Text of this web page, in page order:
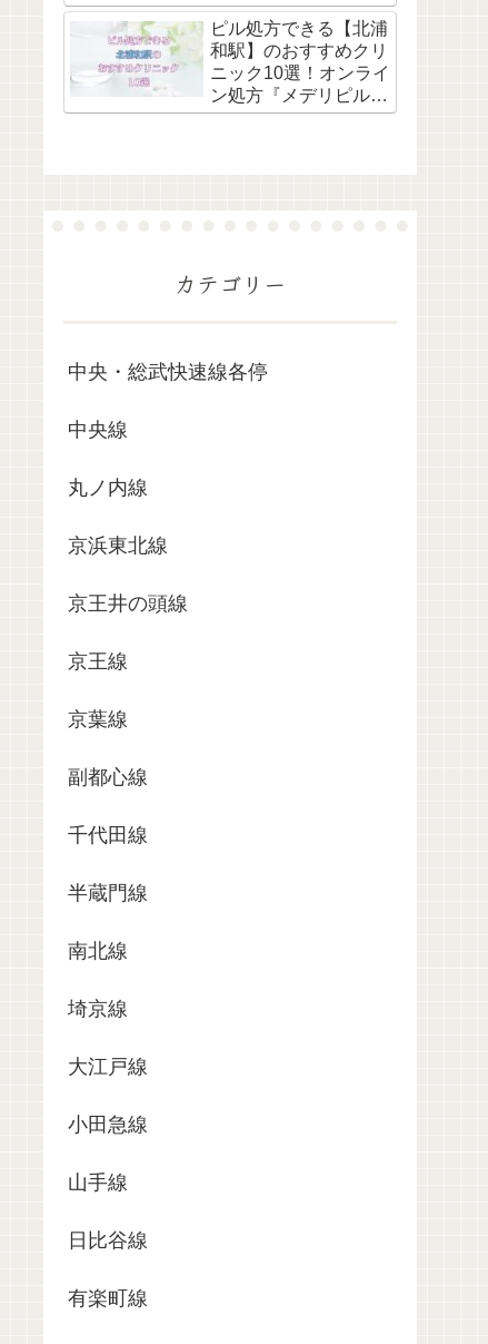
解説
ピル処方できる【北浦
和駅】のおすすめクリ
ニック10選！オンライ
ン処方『メデリピル』
も解説
カテゴリー
中央・総武快速線各停
中央線
丸ノ内線
京浜東北線
京王井の頭線
京王線
京葉線
副都心線
千代田線
半蔵門線
南北線
埼京線
大江戸線
小田急線
山手線
日比谷線
有楽町線